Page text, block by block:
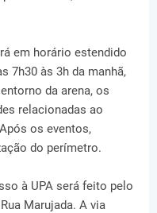
em horário estendido
7h30 às 3h da manhã,
da arena, os
relacionadas ao
os eventos,
do perímetro.
à UPA será feito pelo
Marujada. A via